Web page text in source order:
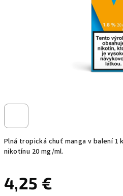
Plná tropická chuť manga v balení 1
nikotínu 20 mg/ml.
4,25 €